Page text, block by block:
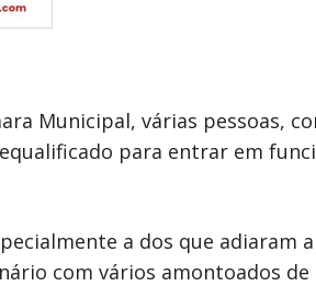
Municipal, várias pessoas,
para entrar em
a dos que adiaram
com vários amontoados de